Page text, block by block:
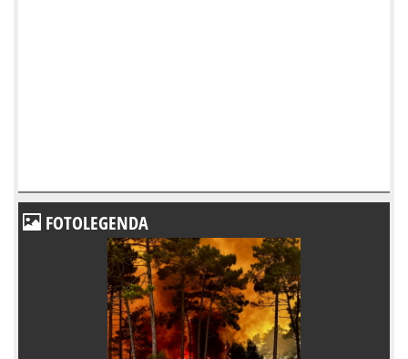
FOTOLEGENDA